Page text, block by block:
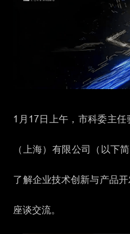
1月17日上午，市科委主
（上海）有限公司（以下
了解企业技术创新与产品
座谈交流。